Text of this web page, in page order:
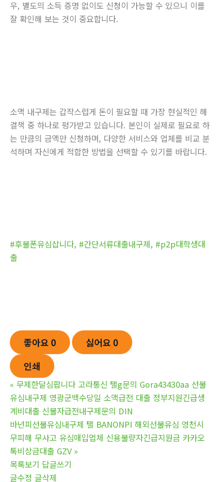
우, 별도의 소득 증명 없이도 신청이 가능할 수 있으니 이를
잘 확인해 보는 것이 중요합니다.
소액 내구제는 갑작스럽게 돈이 필요할 때 가장 현실적인 해
결책 중 하나로 평가받고 있습니다. 본인이 실제로 필요로 하
는 만큼의 금액만 신청하며, 다양한 서비스와 업체를 비교 분
석하며 자신에게 적합한 방법을 선택할 수 있기를 바랍니다.
#후불폰유심삽니다, #간단서류대출내구제, #p2p대학생대
출
좋아요 0 싫어요 0
인쇄
« 무제한달심팝니다 고라통신 탤g문의 Gora43430aa 선불
유심내구제 영광군백수당일 소액급전 대출 정부지원긴급생
계비대출 신불자급전내구제문의 DIN
바넌피선불유심내구제 탤 BANONPI 해외선불유심 영천시
무피해 무사고 유심매입업체 신용불량자긴급지원금 카카오
톡비상금대출 GZV »
목록보기 답글쓰기
글수정 글삭제